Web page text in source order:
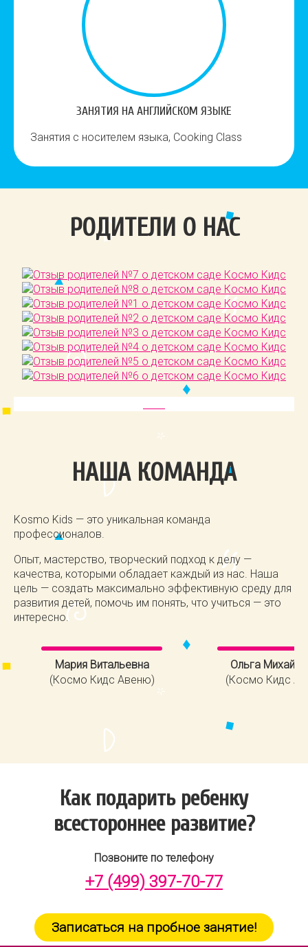
ЗАНЯТИЯ НА АНГЛИЙСКОМ ЯЗЫКЕ
Занятия с носителем языка, Cooking Class
РОДИТЕЛИ О НАС
НАША КОМАНДА
Kosmo Kids — это уникальная команда
профессионалов.
Опыт, мастерство, творческий подход к делу —
качества, которыми обладает каждый из нас. Наша
цель — создать максимально эффективную среду для
развития детей, помочь им понять, что учиться — это
интересно.
Мария Витальевна
(Космо Кидс Авеню)
Ольга
(Космо Кидс
Как подарить ребенку
всестороннее развитие?
Позвоните по телефону
+7 (499) 397-70-77
Записаться на пробное занятие!